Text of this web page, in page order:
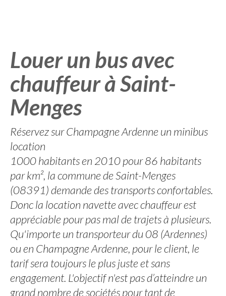
Louer un bus avec
chauffeur à Saint-
Menges
Réservez sur Champagne Ardenne un minibus
location
1000 habitants en 2010 pour 86 habitants
par km², la commune de Saint-Menges
(08391) demande des transports confortables.
Donc la location navette avec chauffeur est
appréciable pour pas mal de trajets à plusieurs.
Qu'importe un transporteur du 08 (Ardennes)
ou en Champagne Ardenne, pour le client, le
tarif sera toujours le plus juste et sans
engagement. L'objectif n'est pas d’atteindre un
grand nombre de sociétés pour tant de